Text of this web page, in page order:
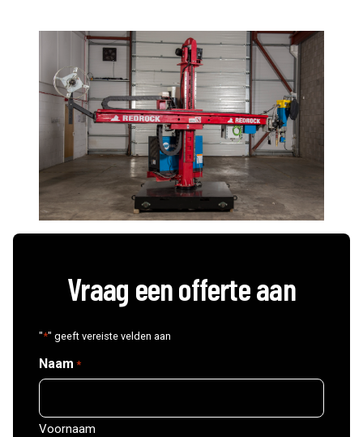
Vraag een offerte aan
"*" geeft vereiste velden aan
Naam *
Voornaam